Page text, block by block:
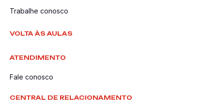
Trabalhe conosco
VOLTA ÀS AULAS
ATENDIMENTO
Fale conosco
CENTRAL DE RELACIONAMENTO